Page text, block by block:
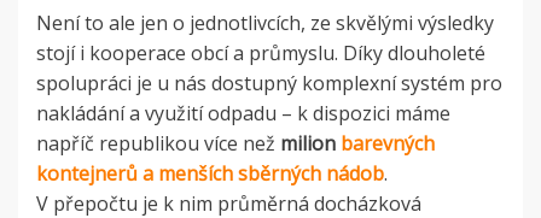
Není to ale jen o jednotlivcích, ze skvělými výsledky
stojí i kooperace obcí a průmyslu. Díky dlouholeté
spolupráci je u nás dostupný komplexní systém pro
nakládání a využití odpadu – k dispozici máme
napříč republikou více než milion barevných
kontejnerů a menších sběrných nádob.
V přepočtu je k nim průměrná docházková